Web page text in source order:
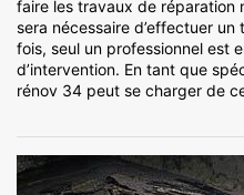
faire les travaux de réparation
sera nécessaire d’effectuer un
fois, seul un professionnel est
d’intervention. En tant que
rénov 34 peut se charger de